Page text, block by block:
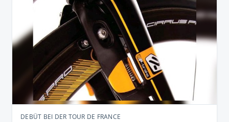
DEBÜT BEI DER TOUR DE FRANCE